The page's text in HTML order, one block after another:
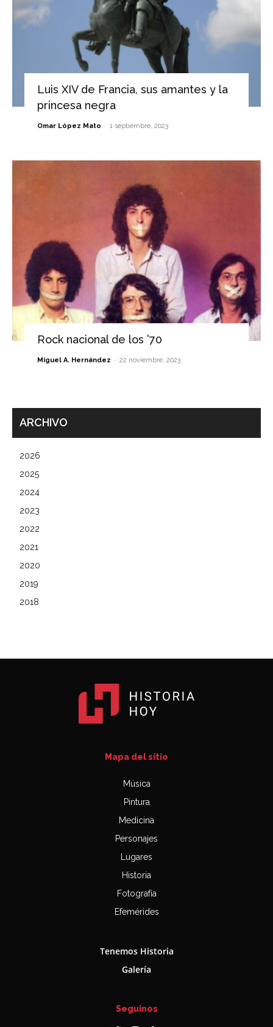
Luis XIV de Francia, sus amantes y la
princesa negra
Omar López Mato - 1 septiembre, 2023
Rock nacional de los ’70
Miguel A. Hernández - 22 noviembre, 2023
ARCHIVO
2026
2025
2024
2023
2022
2021
2020
2019
2018
Mapa del sitio
Música
Pintura
Medicina
Personajes
Lugares
Historia
Fotografía
Efemérides
Tenemos Historia
Galería
Seguinos